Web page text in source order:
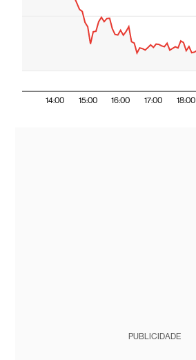
14:00 15:00 16:00 17:00 18:00
PUBLICIDADE